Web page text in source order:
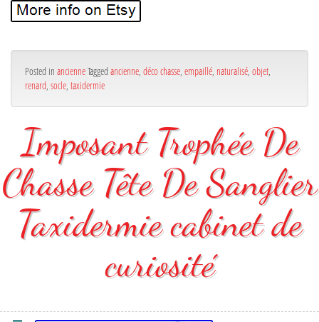
Posted in ancienneTagged ancienne, déco chasse, empaillé, naturalisé, objet,
renard, socle, taxidermie
Imposant Trophée De
Chasse Tête De Sanglier
Taxidermie cabinet de
curiosité